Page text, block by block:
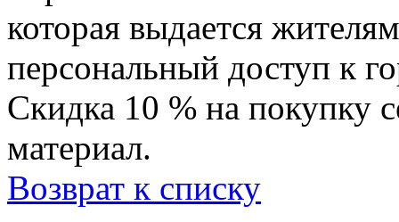
которая выдается
персональный доступ к
Скидка 10 % на покупку
материал.
Возврат к списку